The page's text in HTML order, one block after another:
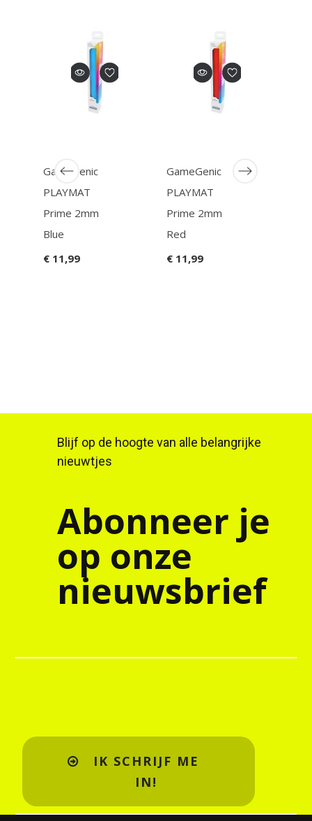
GameGenic
PLAYMAT
Prime 2mm
Blue
€ 11,99
GameGenic
PLAYMAT
Prime 2mm
Red
€ 11,99
Blijf op de hoogte van alle belangrijke
nieuwtjes
Abonneer je
op onze
nieuwsbrief
IK SCHRIJF ME
IN!